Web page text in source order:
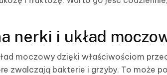
nerki i układ
moczowy dzięki właściwościom
zwalczają bakterie i grzyby. To może